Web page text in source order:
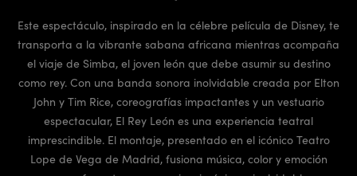
Este espectáculo, inspirado en la célebre película de Disney, te
transporta a la vibrante sabana africana mientras acompaña
el viaje de Simba, el joven león que debe asumir su destino
como rey. Con una banda sonora inolvidable creada por Elton
John y Tim Rice, coreografías impactantes y un vestuario
espectacular, El Rey León es una experiencia teatral
imprescindible. El montaje, presentado en el icónico Teatro
Lope de Vega de Madrid, fusiona música, color y emoción